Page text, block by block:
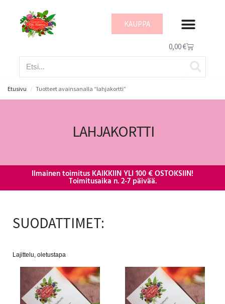
KAUPPA
0,00€
Etusivu / Tuotteet avainsanalla “lahjakortti”
LAHJAKORTTI
Ilmainen toimitus KAIKKIIN YLI 100 € OSTOKSIIN!
Toimitusaika n. 2-7 päivää.
SUODATTIMET: